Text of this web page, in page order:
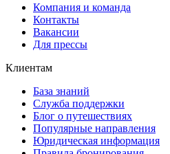
Компания и команда
Контакты
Вакансии
Для прессы
Клиентам
База знаний
Служба поддержки
Блог о путешествиях
Популярные направления
Юридическая информация